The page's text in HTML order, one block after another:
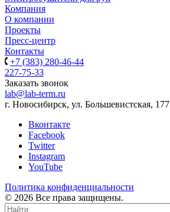
Компания
О компании
Проекты
Пресс-центр
Контакты
+7 (383) 280-46-44
227-75-33
Заказать звонок
lab@lab-term.ru
г. Новосибирск, ул. Большевистская, 177
Вконтакте
Facebook
Twitter
Instagram
YouTube
Политика конфиденциальности
© 2026 Все права защищены.